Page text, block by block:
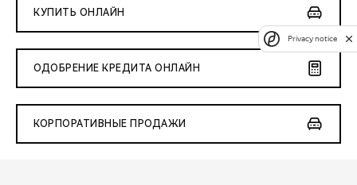
КУПИТЬ ОНЛАЙН
ОДОБРЕНИЕ КРЕДИТА ОНЛАЙН
КОРПОРАТИВНЫЕ ПРОДАЖИ
Privacy notice